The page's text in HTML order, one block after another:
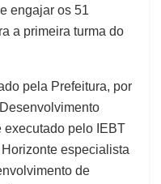
engajar os 51
a primeira turma do
pela Prefeitura, por
executado pelo IEBT
especialista
de